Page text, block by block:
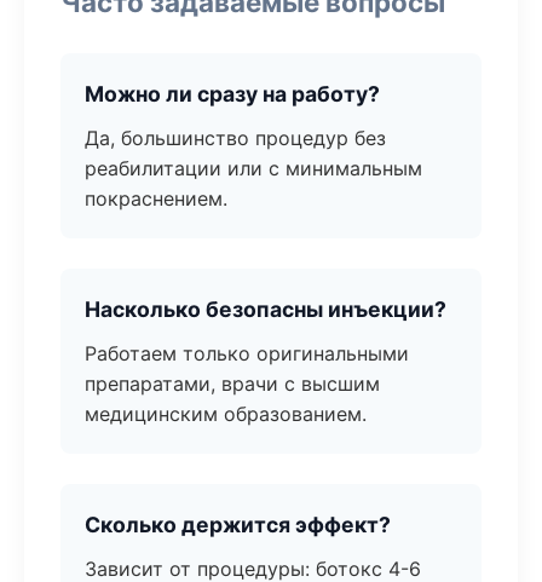
Можно ли сразу на работу?
Да, большинство процедур без
реабилитации или с минимальным
покраснением.
Насколько безопасны инъекции?
Работаем только оригинальными
препаратами, врачи с высшим
медицинским образованием.
Сколько держится эффект?
Зависит от процедуры: ботокс 4-6